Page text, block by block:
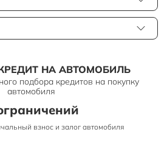
НА АВТОМОБИЛЬ
подбора кредитов на покупку
автомобиля
взнос и залог автомобиля